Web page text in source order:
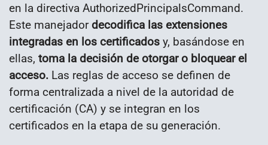
en la directiva AuthorizedPrincipalsCommand.
Este manejador decodifica las extensiones
integradas en los certificados y, basándose en
ellas, toma la decisión de otorgar o bloquear el
acceso. Las reglas de acceso se definen de
forma centralizada a nivel de la autoridad de
certificación (CA) y se integran en los
certificados en la etapa de su generación.